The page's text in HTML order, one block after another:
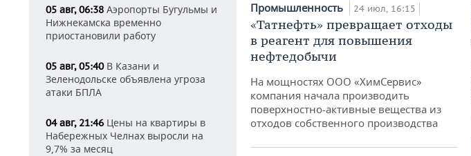
05 авг, 06:38 Аэропорты Бугульмы и
Нижнекамска временно
приостановили работу
05 авг, 05:40В Казани и
Зеленодольске объявлена угроза
атаки БПЛА
04 авг, 21:46 Цены на квартиры в
Набережных Челнах выросли на
9,7% за месяц
Промышленность 24 июл, 16:15
«Татнефть» превращает отходы
в реагент для повышения
нефтедобычи
На мощностях ООО «ХимСервис»
компания начала производить
поверхностно-активные вещества из
отходов собственного производства